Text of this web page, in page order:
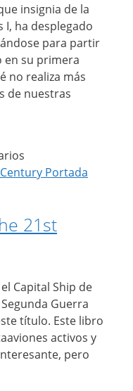
insignia de la
I, ha desplegado
para partir
en su primera
no realiza más
de nuestras
21st
Capital Ship de
Guerra
título. Este libro
activos y
pero